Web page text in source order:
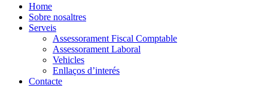
Home
Sobre nosaltres
Serveis
Assessorament Fiscal Comptable
Assessorament Laboral
Vehicles
Enllaços d’interés
Contacte